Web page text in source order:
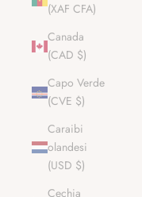
(XAF CFA)
Canada
(CAD $)
Capo Verde
(CVE $)
Caraibi
olandesi
(USD $)
Cechia